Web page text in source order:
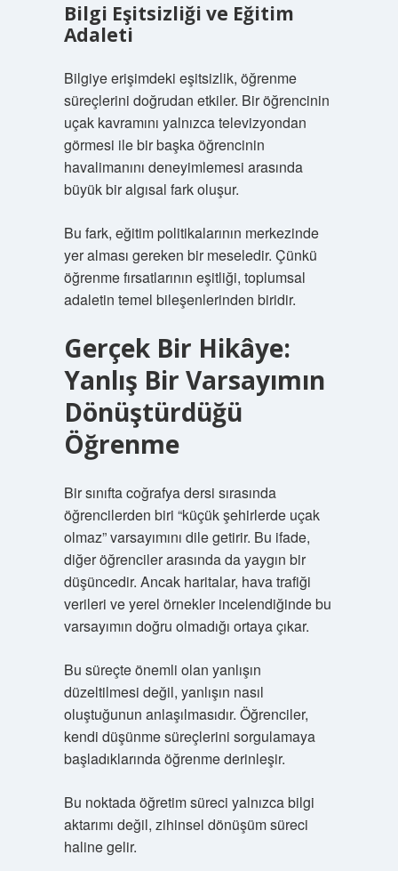
Bilgi Eşitsizliği ve Eğitim
Adaleti
Bilgiye erişimdeki eşitsizlik, öğrenme
süreçlerini doğrudan etkiler. Bir öğrencinin
uçak kavramını yalnızca televizyondan
görmesi ile bir başka öğrencinin
havalimanını deneyimlemesi arasında
büyük bir algısal fark oluşur.
Bu fark, eğitim politikalarının merkezinde
yer alması gereken bir meseledir. Çünkü
öğrenme fırsatlarının eşitliği, toplumsal
adaletin temel bileşenlerinden biridir.
Gerçek Bir Hikâye:
Yanlış Bir Varsayımın
Dönüştürdüğü
Öğrenme
Bir sınıfta coğrafya dersi sırasında
öğrencilerden biri “küçük şehirlerde uçak
olmaz” varsayımını dile getirir. Bu ifade,
diğer öğrenciler arasında da yaygın bir
düşüncedir. Ancak haritalar, hava trafiği
verileri ve yerel örnekler incelendiğinde bu
varsayımın doğru olmadığı ortaya çıkar.
Bu süreçte önemli olan yanlışın
düzeltilmesi değil, yanlışın nasıl
oluştuğunun anlaşılmasıdır. Öğrenciler,
kendi düşünme süreçlerini sorgulamaya
başladıklarında öğrenme derinleşir.
Bu noktada öğretim süreci yalnızca bilgi
aktarımı değil, zihinsel dönüşüm süreci
haline gelir.